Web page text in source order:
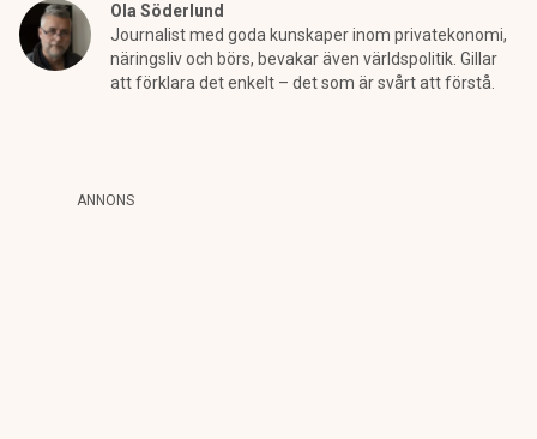
Ola Söderlund
Journalist med goda kunskaper inom privatekonomi,
näringsliv och börs, bevakar även världspolitik. Gillar
att förklara det enkelt – det som är svårt att förstå.
ANNONS